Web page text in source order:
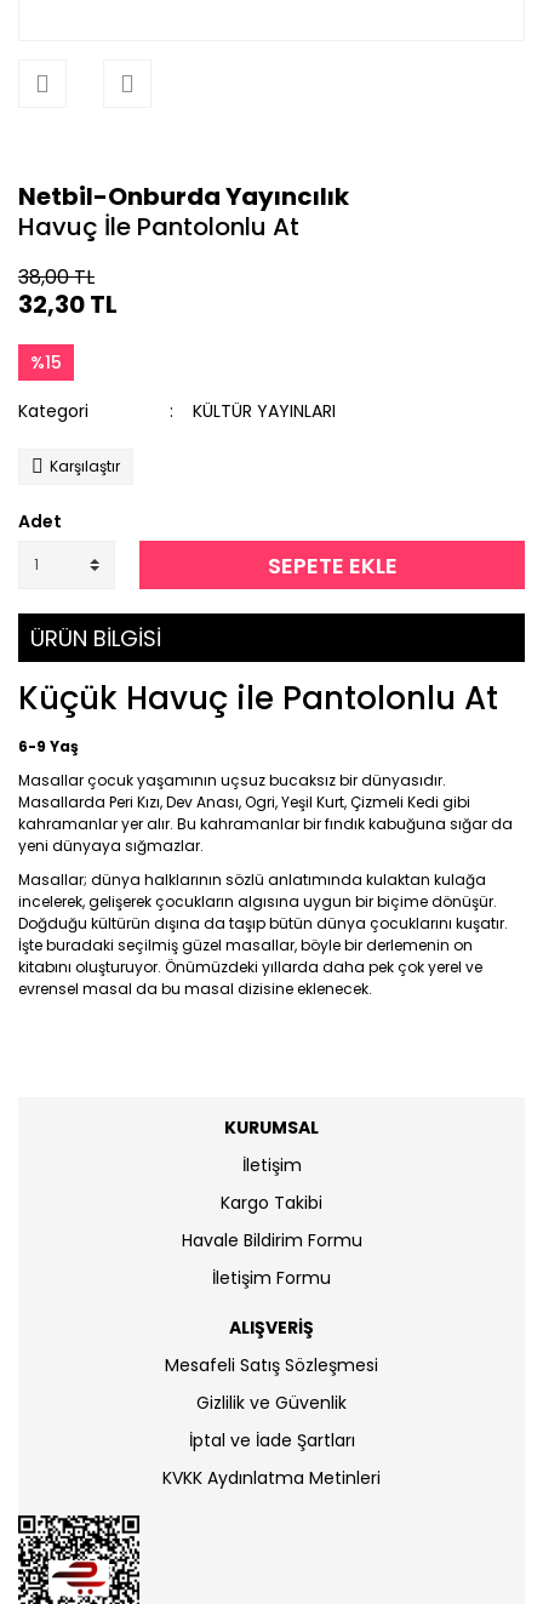
Netbil-Onburda Yayıncılık
Havuç İle Pantolonlu At
38,00 TL
32,30 TL
%15
Kategori KÜLTÜR YAYINLARI
Karşılaştır
Adet
SEPETE EKLE
ÜRÜN BİLGİSİ
Küçük Havuç ile Pantolonlu At
6-9 Yaş
Masallar çocuk yaşamının uçsuz bucaksız bir dünyasıdır.
Masallarda Peri Kızı, Dev Anası, Ogri, Yeşil Kurt, Çizmeli Kedi gibi
kahramanlar yer alır. Bu kahramanlar bir fındık kabuğuna sığar da
yeni dünyaya sığmazlar.
Masallar; dünya halklarının sözlü anlatımında kulaktan kulağa
incelerek, gelişerek çocukların algısına uygun bir biçime dönüşür.
Doğduğu kültürün dışına da taşıp bütün dünya çocuklarını kuşatır.
İşte buradaki seçilmiş güzel masallar, böyle bir derlemenin on
kitabını oluşturuyor. Önümüzdeki yıllarda daha pek çok yerel ve
evrensel masal da bu masal dizisine eklenecek.
KURUMSAL
İletişim
Kargo Takibi
Havale Bildirim Formu
İletişim Formu
ALIŞVERİŞ
Mesafeli Satış Sözleşmesi
Gizlilik ve Güvenlik
İptal ve İade Şartları
KVKK Aydınlatma Metinleri